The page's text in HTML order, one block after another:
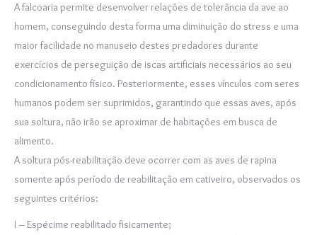
A falcoaria permite desenvolver relações de tolerância da ave ao
homem, conseguindo desta forma uma diminuição do stress e uma
maior facilidade no manuseio destes predadores durante
exercícios de perseguição de iscas artificiais necessários ao seu
condicionamento físico. Posteriormente, esses vínculos com seres
humanos podem ser suprimidos, garantindo que essas aves, após
sua soltura, não irão se aproximar de habitações em busca de
alimento.
A soltura pós-reabilitação deve ocorrer com as aves de rapina
somente após período de reabilitação em cativeiro, observados os
seguintes critérios:
I – Espécime reabilitado fisicamente;